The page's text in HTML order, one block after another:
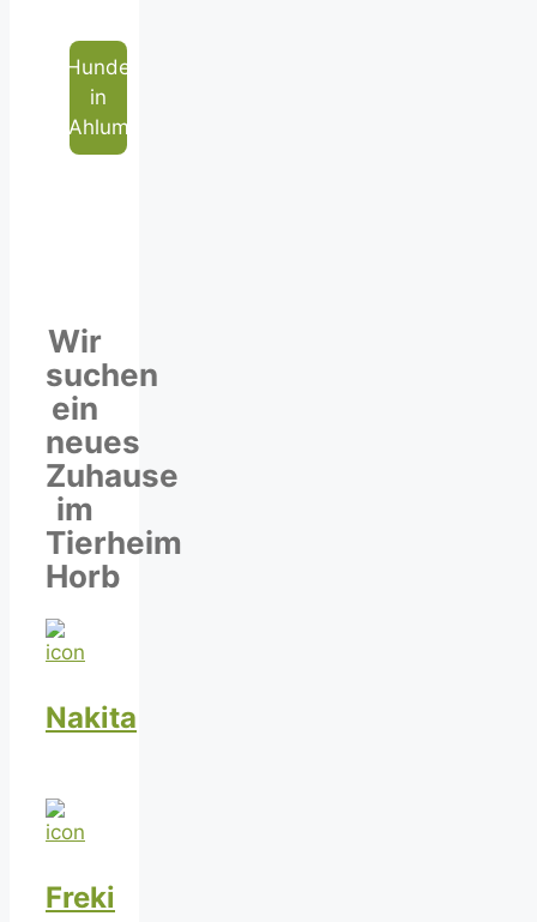
Hunde
in
Ahlum
Wir
suchen
ein
neues
Zuhause
im
Tierheim
Horb
Nakita
Freki